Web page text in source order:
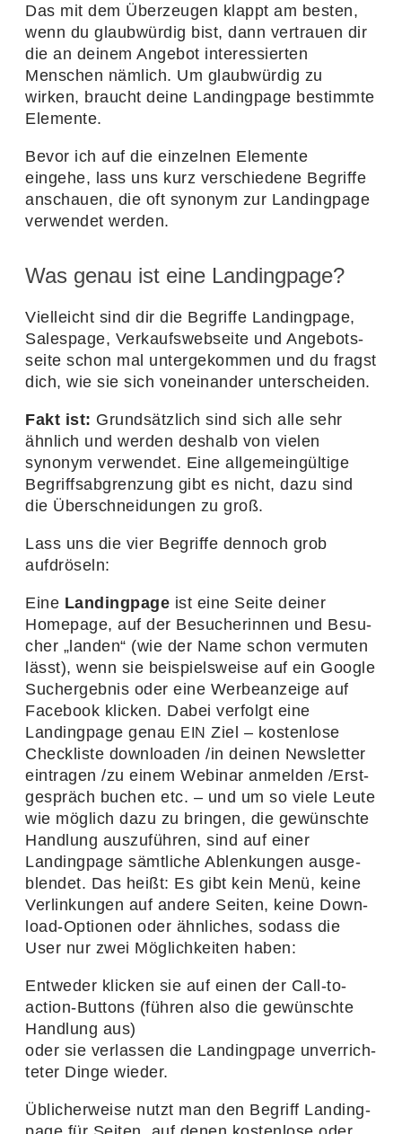
Das mit dem Über­zeugen klappt am besten,
wenn du glaub­würdig bist, dann vertrauen dir
die an deinem Angebot inter­es­sierten
Menschen nämlich. Um glaub­würdig zu
wirken, braucht deine Landing­page bestimmte
Elemente.
Bevor ich auf die einzelnen Elemente
eingehe, lass uns kurz verschie­dene Begriffe
anschauen, die oft synonym zur Landing­page
verwendet werden.
Was genau ist eine Landingpage?
Viel­leicht sind dir die Begriffe Landing­page,
Sales­page, Verkaufs­web­seite und Ange­bots­
seite schon mal unter­ge­kommen und du fragst
dich, wie sie sich vonein­ander unterscheiden.
Fakt ist: Grund­sätz­lich sind sich alle sehr
ähnlich und werden deshalb von vielen
synonym verwendet. Eine allge­mein­gül­tige
Begriffs­ab­gren­zung gibt es nicht, dazu sind
die Über­schnei­dungen zu groß.
Lass uns die vier Begriffe dennoch grob
aufdröseln:
Eine Landing­page ist eine Seite deiner
Home­page, auf der Besu­che­rinnen und Besu­
cher „landen“ (wie der Name schon vermuten
lässt), wenn sie beispiels­weise auf ein Google
Such­ergebnis oder eine Werbe­an­zeige auf
Face­book klicken. Dabei verfolgt eine
Landing­page genau EIN Ziel – kosten­lose
Check­liste down­loaden /​in deinen News­letter
eintragen /​zu einem Webinar anmelden /​Erst­
ge­spräch buchen etc. – und um so viele Leute
wie möglich dazu zu bringen, die gewünschte
Hand­lung auszu­führen, sind auf einer
Landing­page sämt­liche Ablen­kungen ausge­
blendet. Das heißt: Es gibt kein Menü, keine
Verlin­kungen auf andere Seiten, keine Down­
load-Optionen oder ähnli­ches, sodass die
User nur zwei Möglich­keiten haben:
Entweder klicken sie auf einen der Call-to-
action-Buttons (führen also die gewünschte
Hand­lung aus)
oder sie verlassen die Landing­page unver­rich­
teter Dinge wieder.
Übli­cher­weise nutzt man den Begriff Landing­